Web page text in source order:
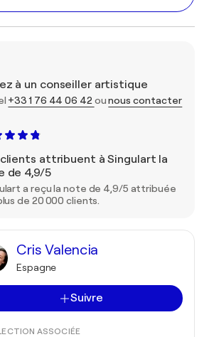
à un conseiller artistique
+33 1 76 44 06 42 ounous contacter
clients attribuent à Singulart la
de 4,9/5
a reçu la note de 4,9/5 attribuée
de 20 000 clients.
Cris Valencia
Espagne
Suivre
ASSOCIÉE